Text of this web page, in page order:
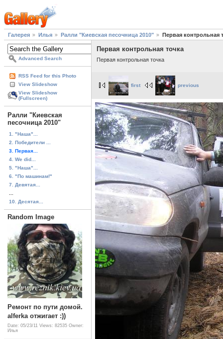
Галерея Илья Ралли "Киевская песочница 2010" Первая контрольная
Advanced Search
RSS Feed for this Photo
View Slideshow
View Slideshow
(Fullscreen)
Ралли "Киевская
песочница 2010"
1. "Наша"...
2. Победители ...
3. Первая...
4. We did...
5. "Наша"...
6. "По машинам!"
7. Девятая...
10. Десятая...
Random Image
Ремонт по пути домой.
alferka отжигает :))
Date: 05/23/11 Views: 82535 Owner:
Илья
Первая контрольная точка
Первая контрольная точка
first previous